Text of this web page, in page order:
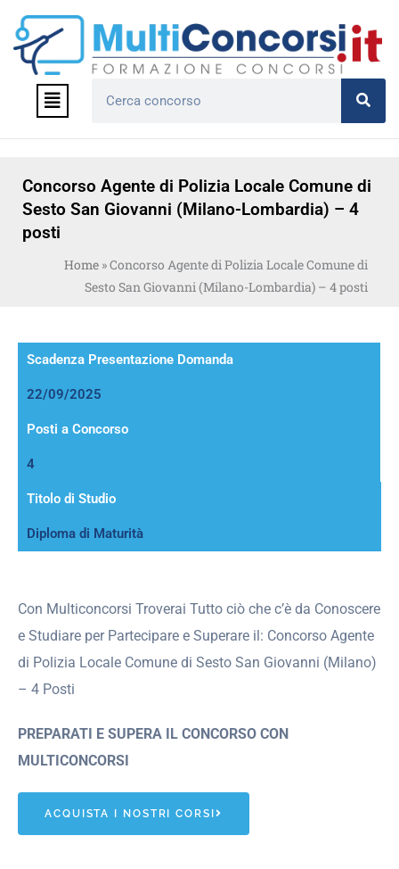
contenuto
Menu
Concorso Agente di Polizia Locale Comune di
Sesto San Giovanni (Milano-Lombardia) – 4
posti
Home »Concorso Agente di Polizia Locale Comune di
Sesto San Giovanni (Milano-Lombardia) – 4 posti
Scadenza Presentazione Domanda
22/09/2025
Posti a Concorso
4
Titolo di Studio
Diploma di Maturità
Con Multiconcorsi Troverai Tutto ciò che c’è da Conoscere
e Studiare per Partecipare e Superare il: Concorso Agente
di Polizia Locale Comune di Sesto San Giovanni (Milano)
– 4 Posti
PREPARATI E SUPERA IL CONCORSO CON
MULTICONCORSI
ACQUISTA I NOSTRI CORSI